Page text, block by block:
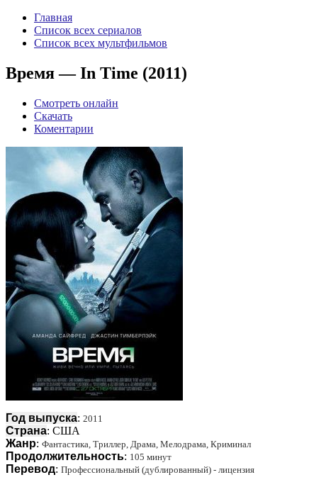
Главная
Список всех сериалов
Список всех мультфильмов
Время — In Time (2011)
Смотреть онлайн
Скачать
Коментарии
Год выпуска: 2011
Страна: США
Жанр: Фантастика, Триллер, Драма, Мелодрама, Криминал
Продолжительность: 105 минут
Перевод: Профессиональный (дублированный) - лицензия